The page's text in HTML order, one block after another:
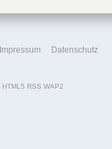
Impressum Datenschutz
HTML5 RSS WAP2